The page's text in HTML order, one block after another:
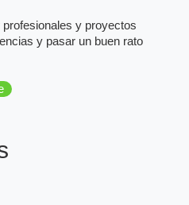
y proyectos
y pasar un buen rato